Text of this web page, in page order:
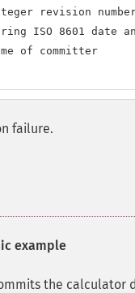
revision
ISO 8601 date
of committer
failure.
example
the calculator